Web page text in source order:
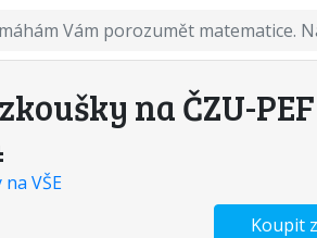
na ČZU-
VŠE
Koupit